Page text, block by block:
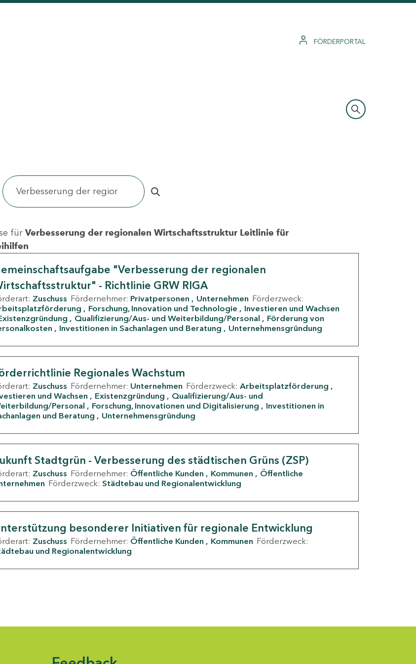
FÖRDERPORTAL
für Verbesserung der regionalen Wirtschaftsstruktur Leitlinie für
"Verbesserung der regionalen
- Richtlinie GRW RIGA
Zuschuss Fördernehmer: Privatpersonen Unternehmen Förderzweck:
Forschung, Innovation und Technologie
Investieren und Wachsen
Qualifizierung/Aus- und Weiterbildung/Personal
Förderung von
Investitionen in Sachanlagen und Beratung Unternehmensgründung
Regionales Wachstum
Zuschuss Fördernehmer: Unternehmen Förderzweck: Arbeitsplatzförderung
und Wachsen
Existenzgründung
Qualifizierung/Aus- und
Personal
Forschung, Innovationen und Digitalisierung
Investitionen in
und Beratung
Unternehmensgründung
Stadtgrün - Verbesserung des städtischen Grüns (ZSP)
Zuschuss Fördernehmer: Öffentliche Kunden Kommunen
Öffentliche
Förderzweck: Städtebau und Regionalentwicklung
besonderer Initiativen für regionale Entwicklung
Zuschuss Fördernehmer: Öffentliche Kunden Kommunen Förderzweck:
und Regionalentwicklung